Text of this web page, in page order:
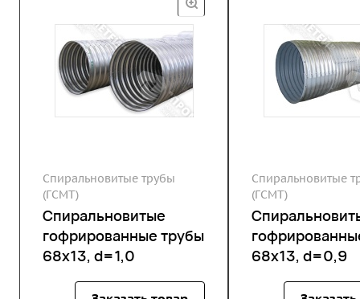
Спиральновитые трубы
(ГСМТ)
Спиральновитые
гофрированные трубы
68х13, d=1,0
Спиральновитые
(ГСМТ)
68х13, d=0,9